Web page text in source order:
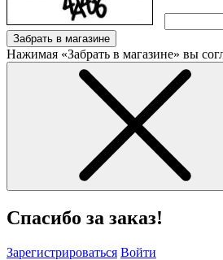
Забрать в магазине
Нажимая «Забрать в магазине» вы
Спасибо за заказ!
Зарегистрироваться Войти